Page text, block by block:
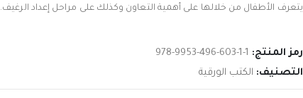
يتعرف الأطفال من خلالها على أهمية التعاون وكذلك على مراحل إعداد الرغيف.
رمز المنتج: 978-9953-496-603-1-1
التصنيف: الكتب الورقية